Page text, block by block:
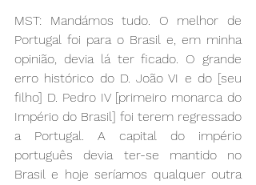
MST: Mandámos tudo. O melhor de
Portugal foi para o Brasil e, em minha
opinião, devia lá ter ficado. O grande
erro histórico do D. João VI e do [seu
filho] D. Pedro IV [primeiro monarca do
Império do Brasil] foi terem regressado
a Portugal. A capital do império
português devia ter-se mantido no
Brasil e hoje seríamos qualquer outra